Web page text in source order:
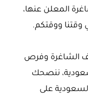
المعلن عنها،
وقتنا ووقتكم.
الشاغرة وفرص
ننصحك
على